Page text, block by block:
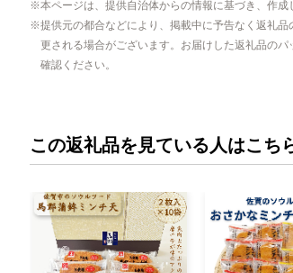
本ページは、提供自治体からの情報に基づき、作成
提供元の都合などにより、掲載中に予告なく返礼
更される場合がございます。お届けした返礼品の
確認ください。
この返礼品を見ている人はこち